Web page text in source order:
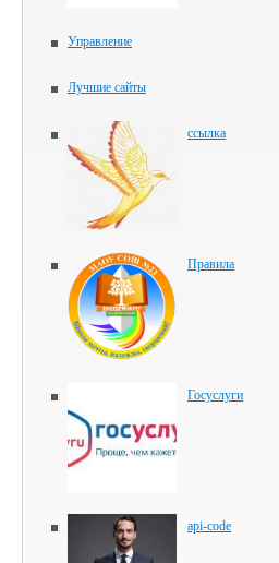
Управление
Лучшие сайты
ссылка
Правила
Госуслуги
api-code